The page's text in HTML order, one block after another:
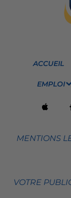
ACCUEIL
EMPLOI
MENTIONS
VOTRE